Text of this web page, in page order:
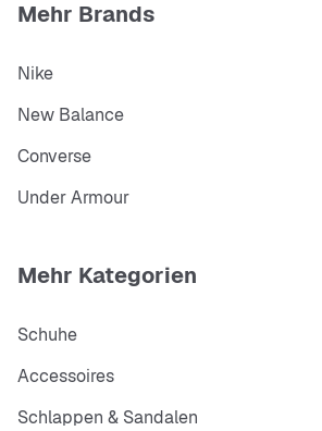
Mehr Brands
Nike
New Balance
Converse
Under Armour
Mehr Kategorien
Schuhe
Accessoires
Schlappen & Sandalen